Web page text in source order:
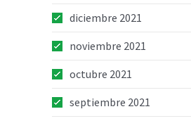
diciembre 2021
noviembre 2021
octubre 2021
septiembre 2021